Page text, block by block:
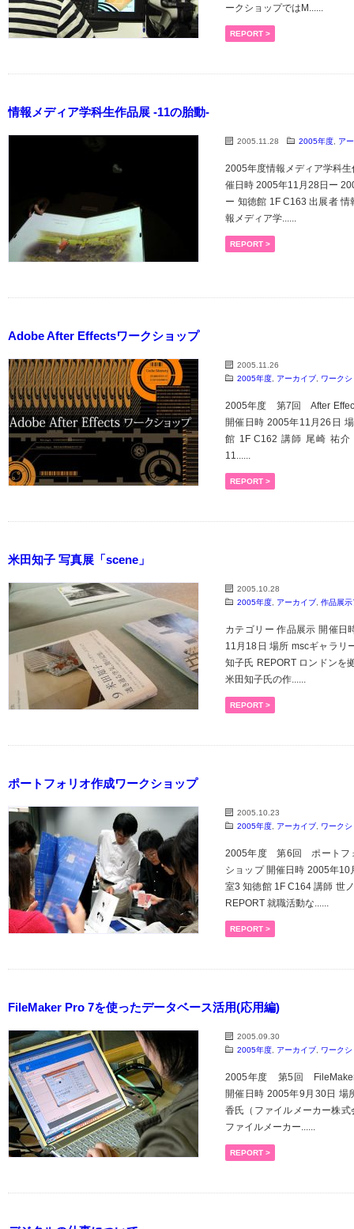
ークショップではM......
REPORT >
情報メディア学科生作品展 -11の胎動-
2005.11.28 2005年度 ア
2005年度情報メディア学科
催日時 2005年11月28日ー
ー 知徳館 1F C163 出展者
報メディア学......
REPORT >
Adobe After Effectsワークショップ
2005.11.26
2005年度
アーカイブ ワーク
2005年度 第7回 After
開催日時 2005年11月26日
館 1F C162 講師 尾崎 祐介
11......
REPORT >
米田知子 写真展「scene」
2005.10.28
2005年度
アーカイブ 作品展
カテゴリー 作品展示 開催日
11月18日 場所 mscギャラリ
知子氏 REPORT ロンドンを
米田知子氏の作......
REPORT >
ポートフォリオ作成ワークショップ
2005.10.23
2005年度
アーカイブ ワーク
2005年度 第6回 ポートフ
ショップ 開催日時 2005年
室3 知徳館 1F C164 講師 世
REPORT 就職活動な......
REPORT >
FileMaker Pro 7を使ったデータベース活用(応用編)
2005.09.30
2005年度
アーカイブ ワーク
2005年度 第5回 FileMaker
開催日時 2005年9月30日 場
香氏（ファイルメーカー株
ファイルメーカー......
REPORT >